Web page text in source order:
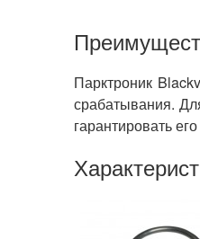
Парктроник
срабатывания.
гарантировать